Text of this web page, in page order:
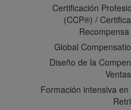
Certificación
(CCP®) /
Global
Diseño de la
Formación intensiva